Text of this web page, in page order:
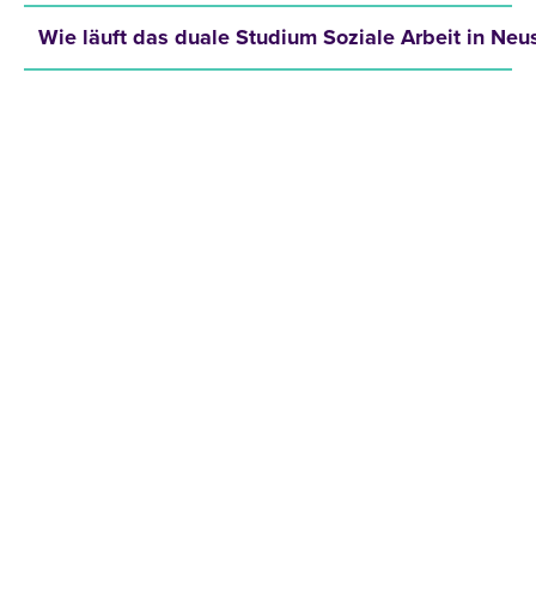
Wie läuft das duale Studium Soziale Arbeit in